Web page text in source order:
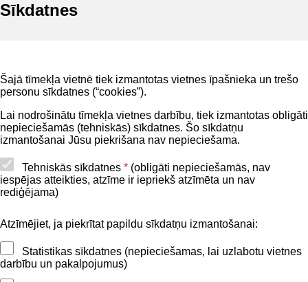
Sīkdatnes
Šajā tīmekļa vietnē tiek izmantotas vietnes īpašnieka un trešo
personu sīkdatnes (“cookies”).
Lai nodrošinātu tīmekļa vietnes darbību, tiek izmantotas obligāti
nepieciešamās (tehniskās) sīkdatnes. Šo sīkdatņu
izmantošanai Jūsu piekrišana nav nepieciešama.
Tehniskās sīkdatnes * (obligāti nepieciešamās, nav
iespējas atteikties, atzīme ir iepriekš atzīmēta un nav
rediģējama)
Atzīmējiet, ja piekrītat papildu sīkdatņu izmantošanai:
Statistikas sīkdatnes (nepieciešamas, lai uzlabotu vietnes
darbību un pakalpojumus)
Privātuma politika
Lapas karte
Piekļūstamības paziņojums
Kontakti
BIS atbalsta dienesta tālrunis: